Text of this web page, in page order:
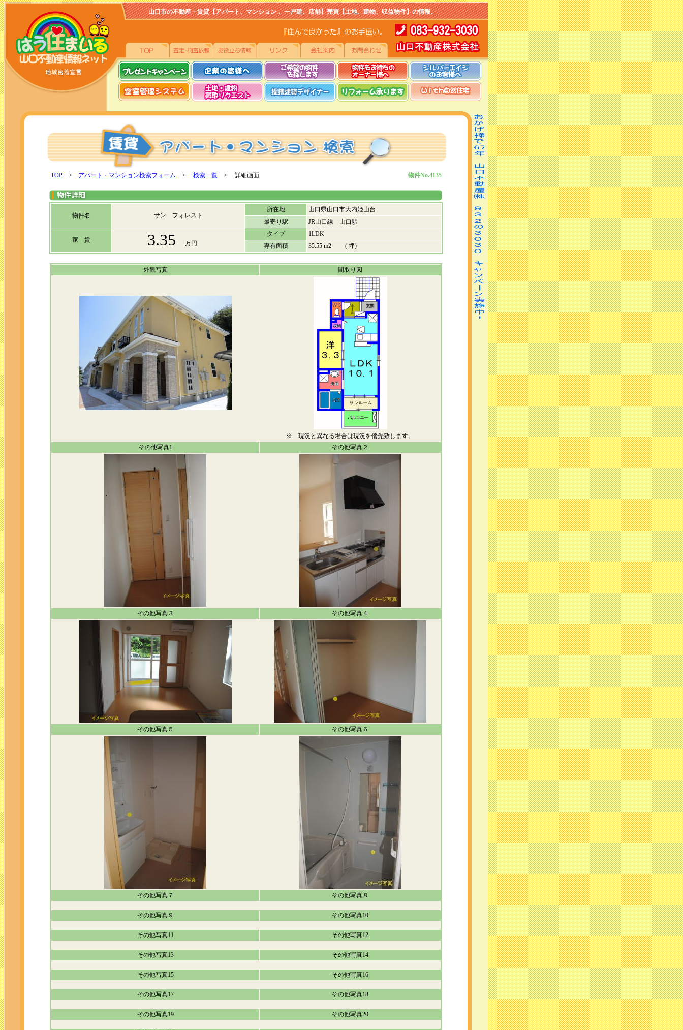
山口市の不動産－賃貸【アパート、マンション 、一戸建、店舗】売買【土地、建物、収益物件】の情報。
TOP> アパート・マンション検索フォーム > 検索一覧> 詳細画面 物件No.4135
物件名 サン フォレスト
所在地
山口県山口市大内姫山台
最寄り駅
JR山口線 山口駅
家 賃 3.35 万円
タイプ
1LDK
専有面積
35.55 m2 ( 坪)
外観写真 間取り図
※ 現況と異なる場合は現況を優先致します。
その他写真1
その他写真２
その他写真３ その他写真４
その他写真５ その他写真６
その他写真７ その他写真８
その他写真９ その他写真10
その他写真11 その他写真12
その他写真13 その他写真14
その他写真15 その他写真16
その他写真17 その他写真18
その他写真19 その他写真20